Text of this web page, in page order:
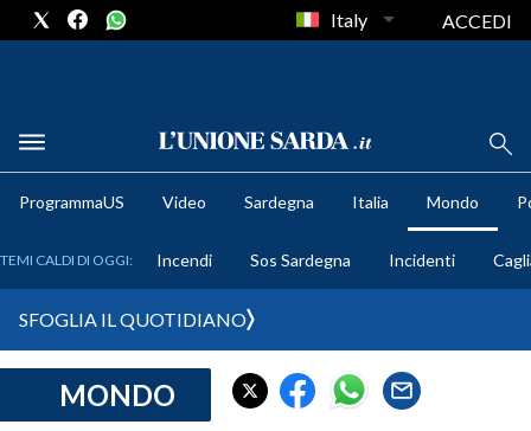
METEO
CRONACA SARDEGNA
Italy ACCEDI
ProgrammaUS Video Sardegna Italia Mondo
TEMI CALDI DI OGGI: Incendi Sos Sardegna Incidenti
SFOGLIA IL QUOTIDIANO
MONDO